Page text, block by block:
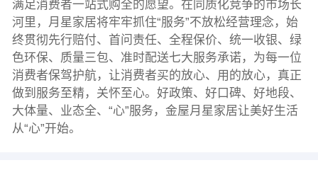
满足消费者一站式购全的愿望。在同质化竞争的市场长
河里，月星家居将牢牢抓住“服务”不放松经营理念，始
终贯彻先行赔付、首问责任、全程保价、统一收银、绿
色环保、质量三包、准时配送七大服务承诺，为每一位
消费者保驾护航，让消费者买的放心、用的放心，真正
做到服务至精，关怀至心。好政策、好口碑、好地段、
大体量、业态全、“心”服务，金屋月星家居让美好生活
从“心”开始。